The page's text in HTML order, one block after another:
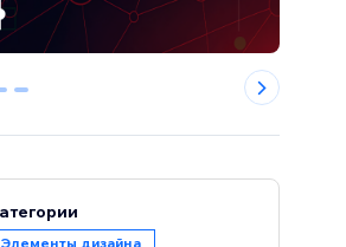
2
Элементы дизайна